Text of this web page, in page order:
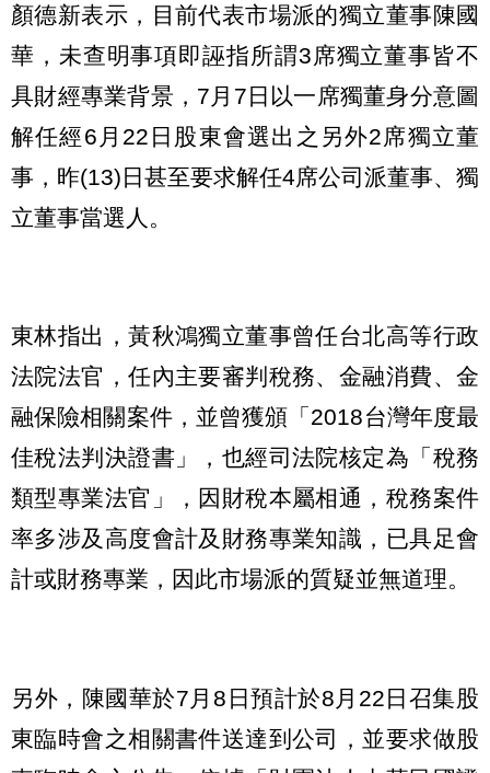
顏德新表示，目前代表市場派的獨立董事陳國
華，未查明事項即誣指所謂3席獨立董事皆不
具財經專業背景，7月7日以一席獨董身分意圖
解任經6月22日股東會選出之另外2席獨立董
事，昨(13)日甚至要求解任4席公司派董事、獨
立董事當選人。
東林指出，黃秋鴻獨立董事曾任台北高等行政
法院法官，任內主要審判稅務、金融消費、金
融保險相關案件，並曾獲頒「2018台灣年度最
佳稅法判決證書」，也經司法院核定為「稅務
類型專業法官」，因財稅本屬相通，稅務案件
率多涉及高度會計及財務專業知識，已具足會
計或財務專業，因此市場派的質疑並無道理。
另外，陳國華於7月8日預計於8月22日召集股
東臨時會之相關書件送達到公司，並要求做股